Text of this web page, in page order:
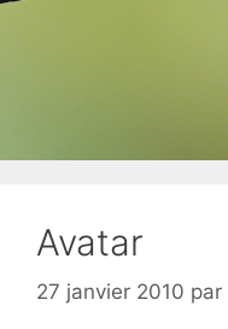
Avatar
27 janvier 2010 par